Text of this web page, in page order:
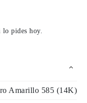
lo pides hoy.
Amarillo 585 (14K)